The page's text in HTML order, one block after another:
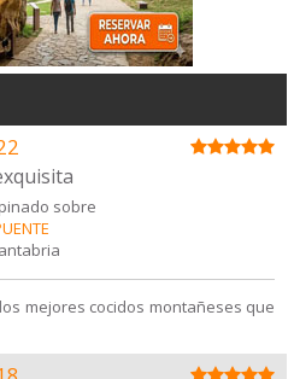
sobre
mejores cocidos montañeses que